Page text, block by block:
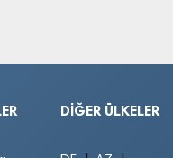
DIĞER ÜLKELER